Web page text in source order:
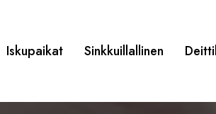
Iskupaikat Sinkkuillallinen